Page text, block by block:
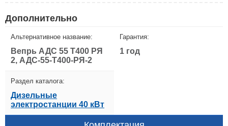
Дополнительно
Альтернативное название:
Вепрь АДС 55 Т400 РЯ
2, АДС-55-Т400-РЯ-2
Гарантия:
1 год
Раздел каталога:
Дизельные
электростанции 40 кВт